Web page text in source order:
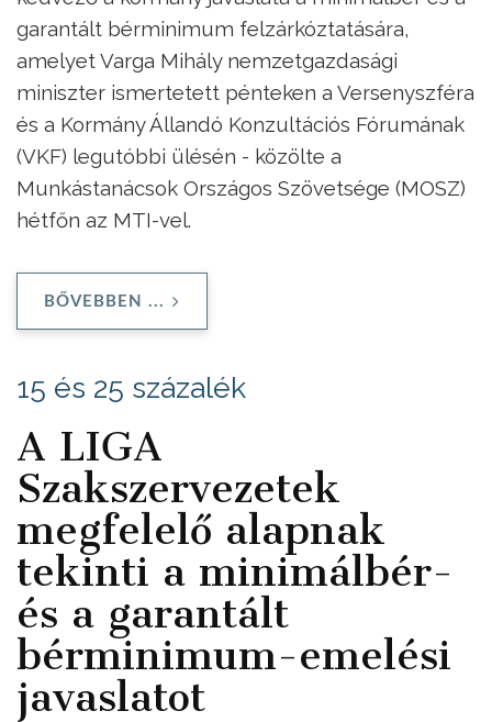
garantált bérminimum felzárkóztatására,
amelyet Varga Mihály nemzetgazdasági
miniszter ismertetett pénteken a Versenyszféra
és a Kormány Állandó Konzultációs Fórumának
(VKF) legutóbbi ülésén - közölte a
Munkástanácsok Országos Szövetsége (MOSZ)
hétfőn az MTI-vel.
BŐVEBBEN ...
15 és 25 százalék
A LIGA
Szakszervezetek
megfelelő alapnak
tekinti a minimálbér-
és a garantált
bérminimum-emelési
javaslatot